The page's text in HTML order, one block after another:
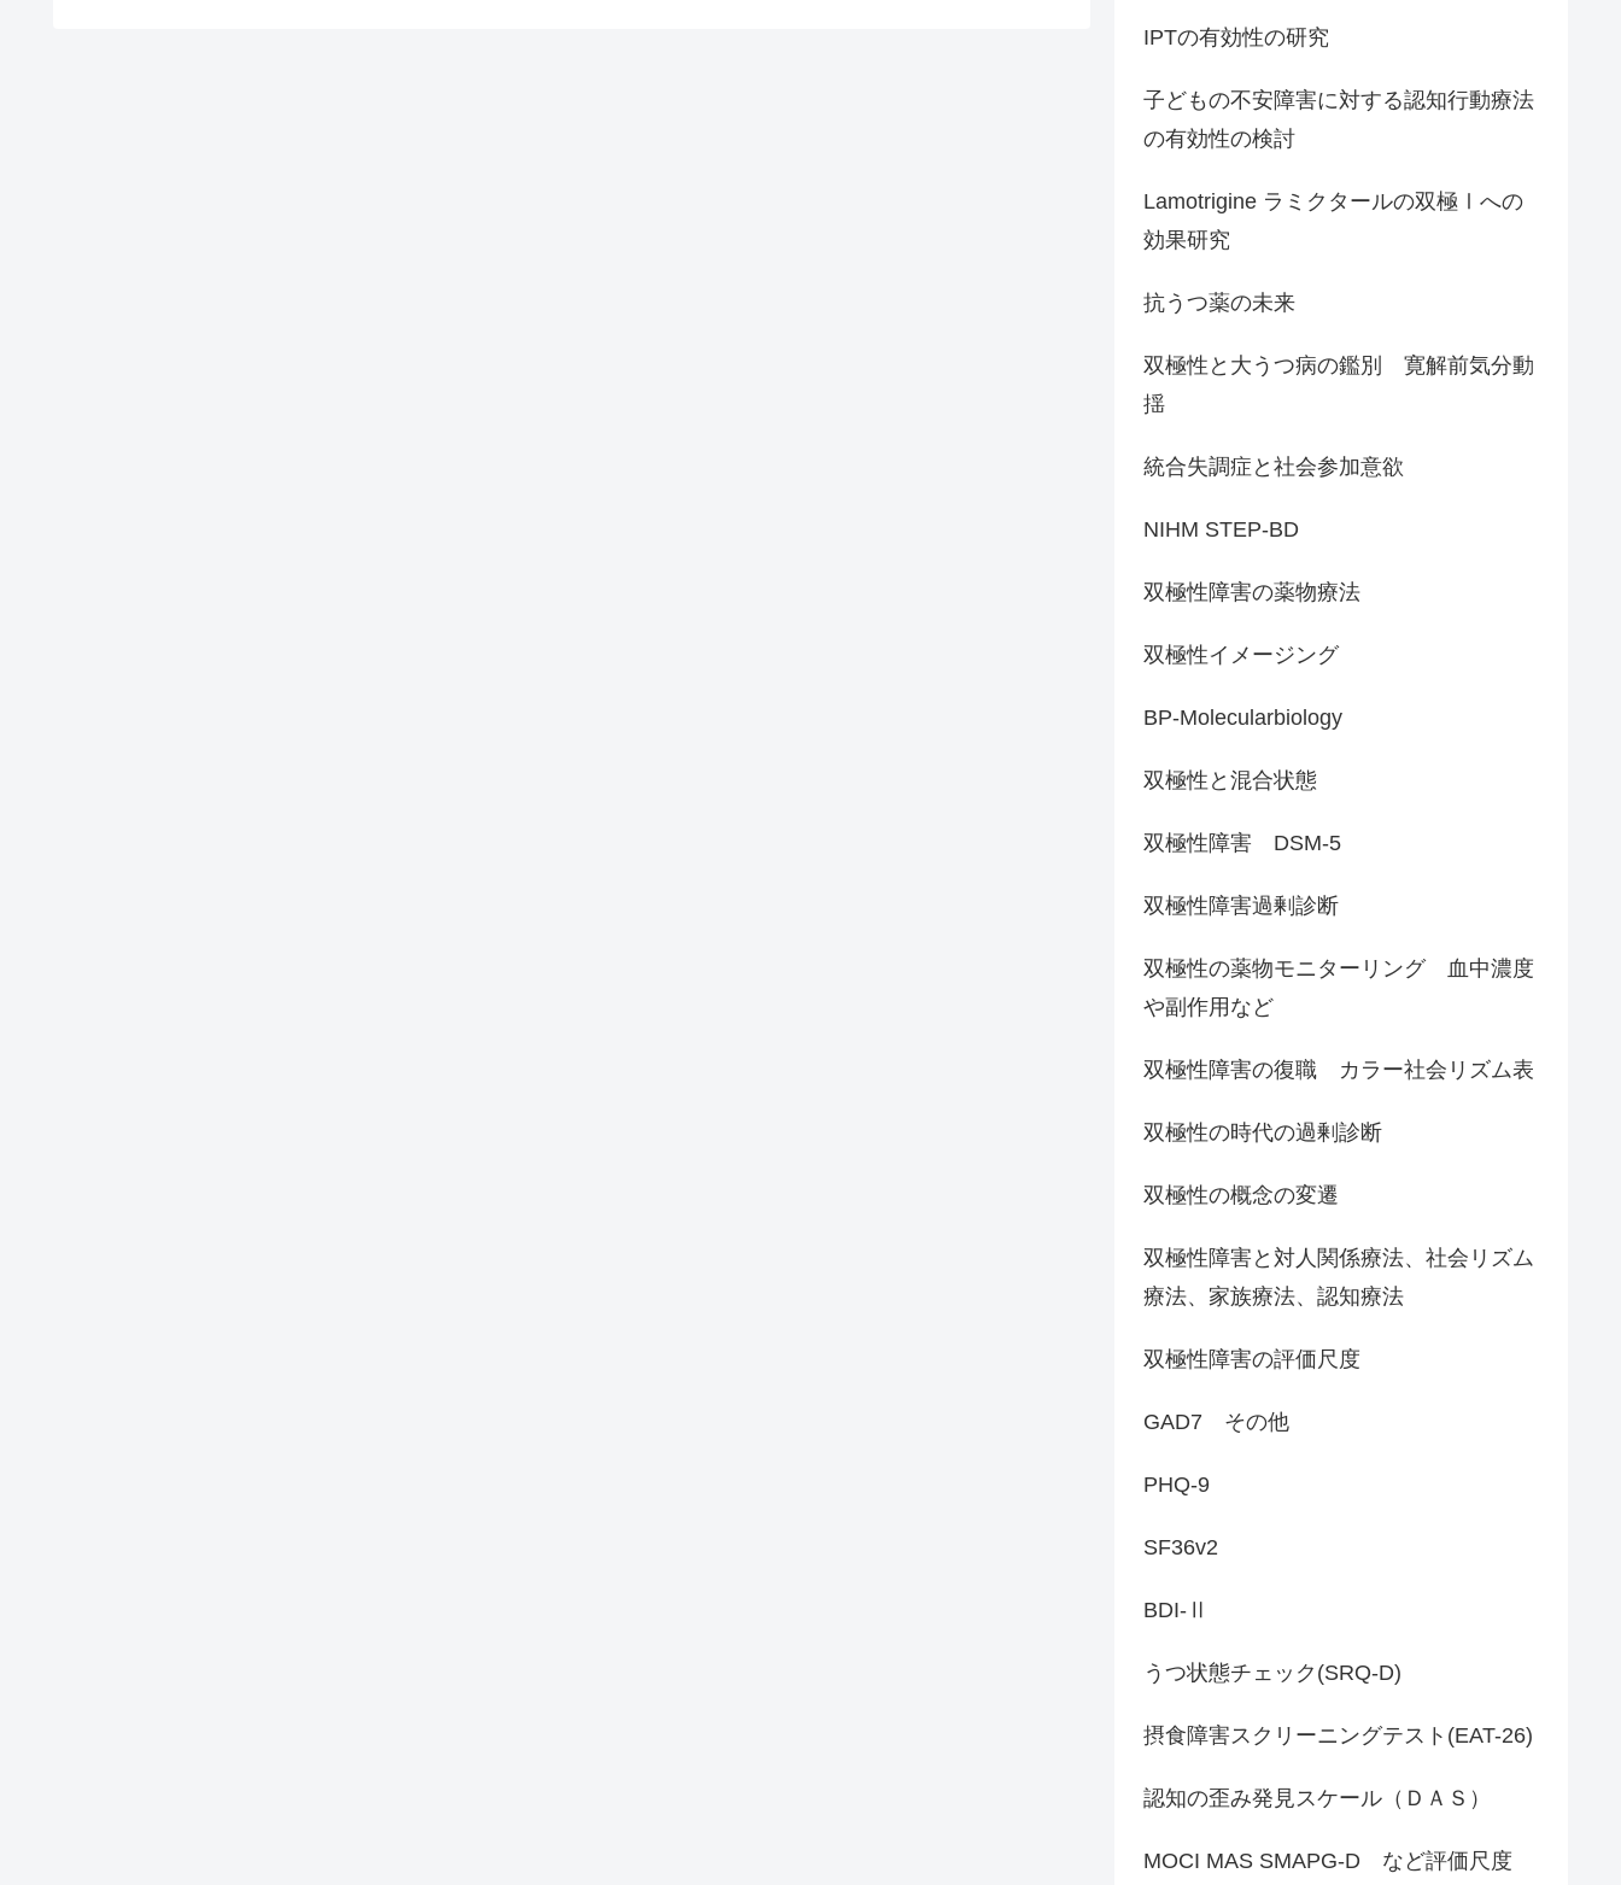
IPTの有効性の研究
子どもの不安障害に対する認知行動療法
の有効性の検討
Lamotrigine ラミクタールの双極Ⅰへの
効果研究
抗うつ薬の未来
双極性と大うつ病の鑑別 寛解前気分動
揺
統合失調症と社会参加意欲
NIHM STEP-BD
双極性障害の薬物療法
双極性イメージング
BP-Molecularbiology
双極性と混合状態
双極性障害 DSM-5
双極性障害過剰診断
双極性の薬物モニターリング 血中濃度
や副作用など
双極性障害の復職 カラー社会リズム表
双極性の時代の過剰診断
双極性の概念の変遷
双極性障害と対人関係療法、社会リズム
療法、家族療法、認知療法
双極性障害の評価尺度
GAD7 その他
PHQ-9
SF36v2
BDI-Ⅱ
うつ状態チェック(SRQ-D)
摂食障害スクリーニングテスト(EAT-26)
認知の歪み発見スケール（ＤＡＳ）
MOCI MAS SMAPG-D など評価尺度